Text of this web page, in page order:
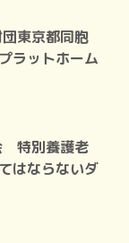
東京都同胞
ラットホーム
特別養護老
はならないダ